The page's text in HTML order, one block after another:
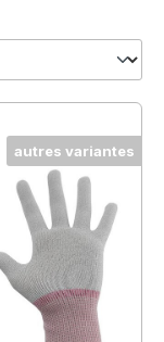
autres variantes